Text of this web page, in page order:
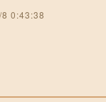
0:43:38